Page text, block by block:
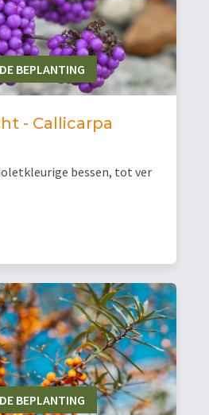
BEPLANTING
- Callicarpa
bessen, tot ver
BEPLANTING